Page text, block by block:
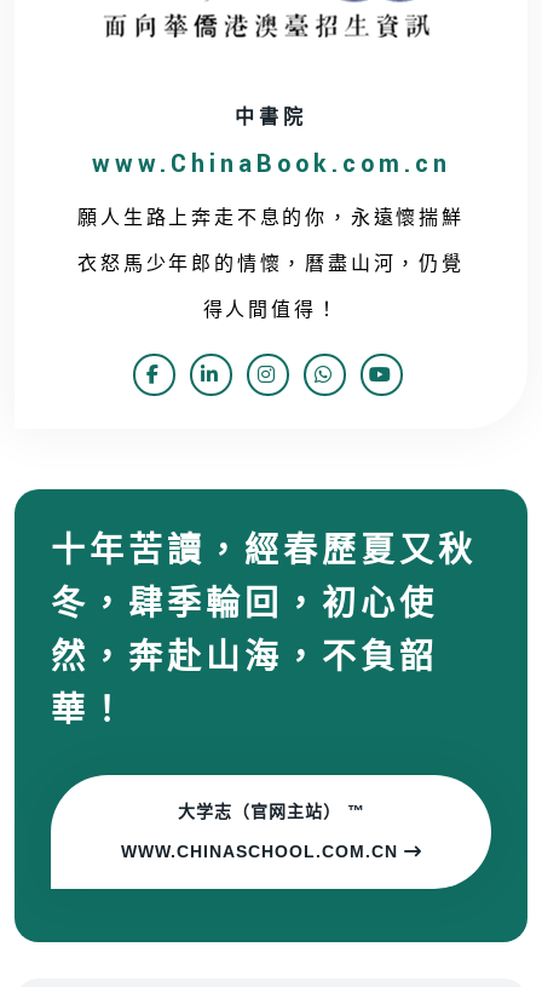
中書院
www.ChinaBook.com.cn
願人生路上奔走不息的你，永遠懷揣鮮
衣怒馬少年郎的情懷，曆盡山河，仍覺
得人間值得！
十年苦讀，經春歷夏又秋
冬，肆季輪回，初心使
然，奔赴山海，不負韶
華！
大学志（官网主站） ™
WWW.CHINASCHOOL.COM.CN